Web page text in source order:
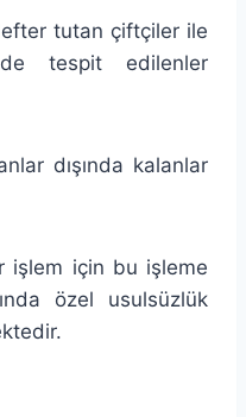
tutan çiftçiler ile
tespit edilenler
dışında kalanlar
işlem için bu işleme
özel usulsüzlük